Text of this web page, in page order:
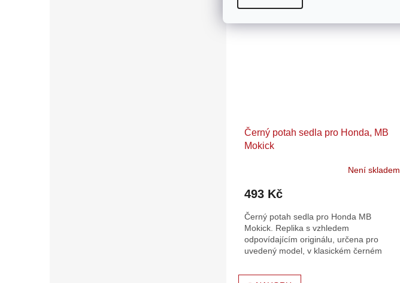
Černý potah sedla pro Honda, MB
Mokick
Není skladem
493 Kč
Černý potah sedla pro Honda MB
Mokick. Replika s vzhledem
odpovídajícím originálu, určena pro
uvedený model, v klasickém černém
O